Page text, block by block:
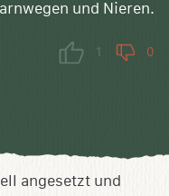
1 0
angesetzt und